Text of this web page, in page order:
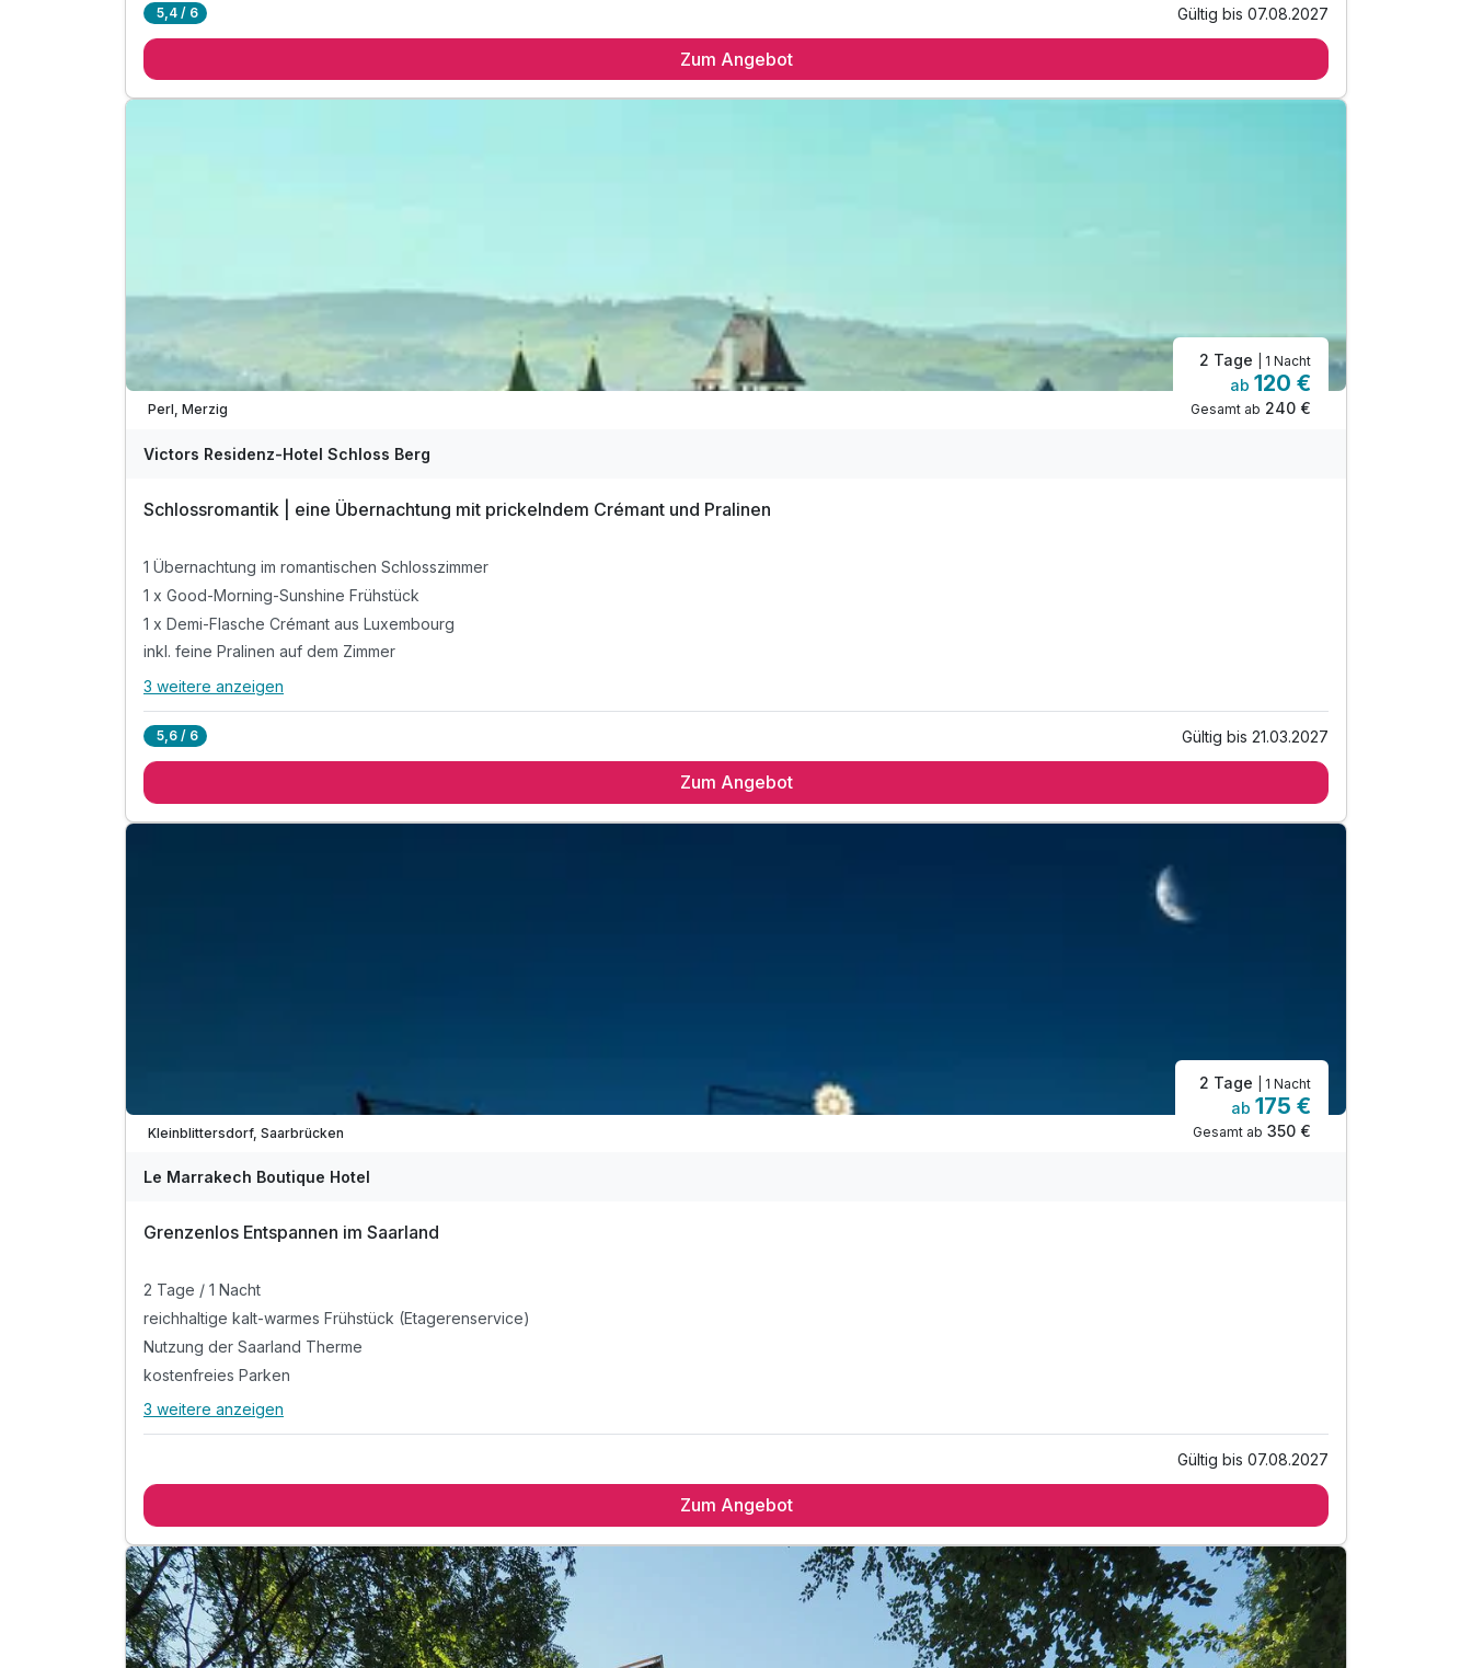
Verfügbar bis Dezember
WLAN-Nutzung während des gesamten Aufenthaltes
*ggf. ist eine Vorabreservierung des Eintritts für verschiedene Einrichtungen nötig
5,4 / 6 Gültig bis 07.08.2027
Zum Angebot
Perl, Merzig
2 Tage | 1 Nacht
ab 120 €
Gesamt ab 240 €
Victors Residenz-Hotel Schloss Berg
Schlossromantik | eine Übernachtung mit prickelndem Crémant und Pralinen
1 Übernachtung im romantischen Schlosszimmer
1 x Good-Morning-Sunshine Frühstück
1 x Demi-Flasche Crémant aus Luxembourg
inkl. feine Pralinen auf dem Zimmer
Alle Inklusivleistungen
3 weitere anzeigen
5,6 / 6 Gültig bis 21.03.2027
Zum Angebot
Kleinblittersdorf, Saarbrücken
2 Tage | 1 Nacht
ab 175 €
Gesamt ab 350 €
Le Marrakech Boutique Hotel
Grenzenlos Entspannen im Saarland
2 Tage / 1 Nacht
reichhaltige kalt-warmes Frühstück (Etagerenservice)
Nutzung der Saarland Therme
kostenfreies Parken
Alle Inklusivleistungen
kostenfreies Parken
Mineralwasser und Flasche Cremant im Zimmer
Wäschepaket für Ihren Thermenbesuch, bestehend aus 1 Bademantel, Saunatuch und 1x Badeslipper)
1 Hauptgang und 1 Getränk in unserem Thermen-Restaurant (in Badekleidung zu besuchen)
3 weitere anzeigen
Gültig bis 07.08.2027
Zum Angebot